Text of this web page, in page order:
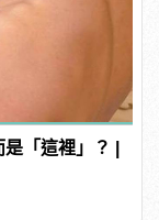
「這裡」？ |